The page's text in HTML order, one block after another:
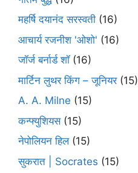
महर्षि दयानंद सरस्वती (16)
आचार्य रजनीश 'ओशो' (16)
जॉर्ज बर्नार्ड शॉ(16)
मार्टिन लुथर किंग – जूनियर(15)
A. A. Milne (15)
कन्फ्युशियस(15)
नेपोलियन हिल(15)
सुकरात | Socrates (15)